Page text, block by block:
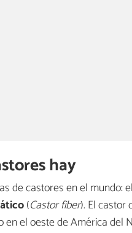
hay
de castores en el mundo: el
(Castor fiber). El castor
el oeste de América del